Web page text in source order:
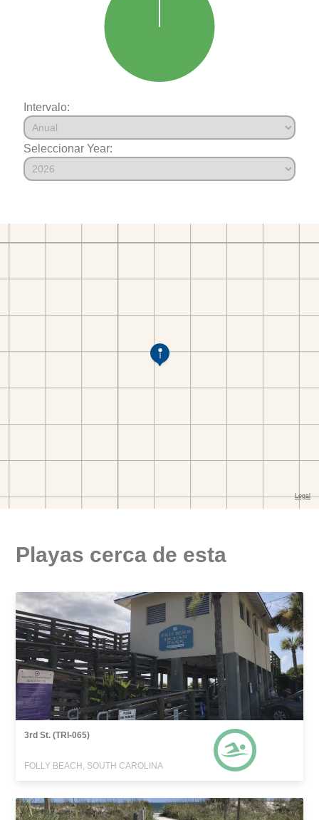
Intervalo:
Seleccionar Year:
Playas cerca de esta
3rd St. (TRI-065)
FOLLY BEACH, SOUTH CAROLINA